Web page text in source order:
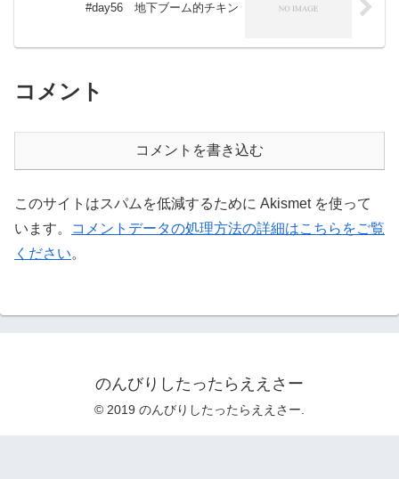
#day56 地下ブーム的チキン
コメント
コメントを書き込む
このサイトはスパムを低減するために Akismet を使って
います。
コメントデータの処理方法の詳細はこちらをご覧
ください。
のんびりしたったらええさー
© 2019 のんびりしたったらええさー.